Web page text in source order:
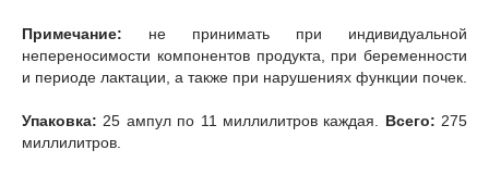
Примечание: не принимать при индивидуальной
непереносимости компонентов продукта, при беременности
и периоде лактации, а также при нарушениях функции почек.
Упаковка: 25 ампул по 11 миллилитров каждая. Всего: 275
миллилитров.